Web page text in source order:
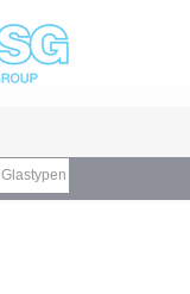
Glastypen für Architekten